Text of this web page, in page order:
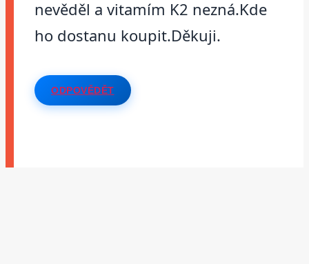
nevěděl a vitamím K2 nezná.Kde
ho dostanu koupit.Děkuji.
ODPOVĚDĚT